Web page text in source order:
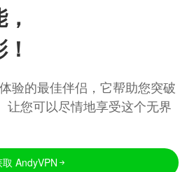
验的最佳伴侣，它帮助您突破
让您可以尽情地享受这个无界
取 AndyVPN